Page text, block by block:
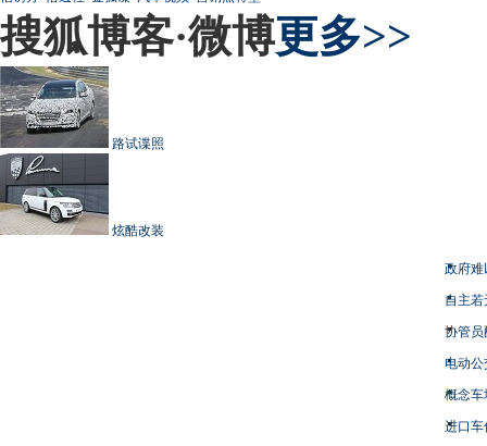
搜狐博客·微博更多>>
路试谍照
炫酷改装
政府难
自主
协管员
电动
概念车
进口车